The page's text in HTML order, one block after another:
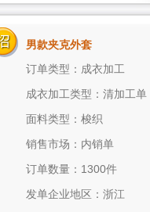
男款夹克外套
订单类型：成衣加工
成衣加工类型：清加工单
面料类型：梭织
销售市场：内销单
订单数量：1300件
发单企业地区：浙江